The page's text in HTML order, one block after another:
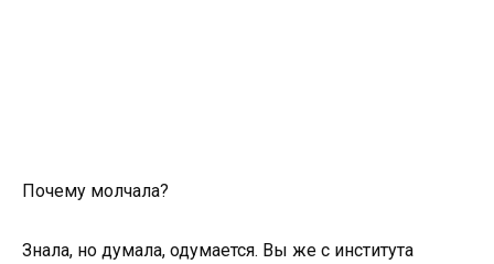
Почему молчала?
Знала, но думала, одумается. Вы же с института